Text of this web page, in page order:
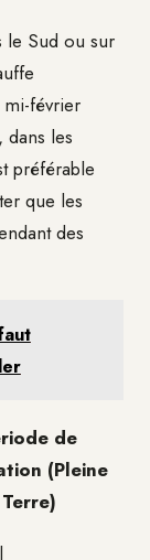
le Sud ou sur
mi-février
dans les
préférable
que les
des
de
(Pleine
Terre)